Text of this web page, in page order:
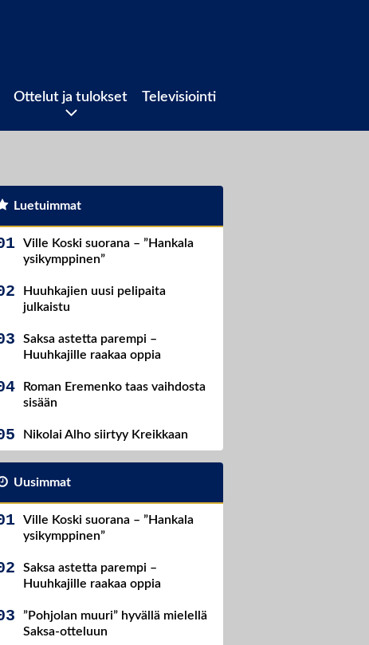
Ottelut ja tulokset Televisiointi
Luetuimmat
Ville Koski suorana – ”Hankala
ysikymppinen”
Huuhkajien uusi pelipaita
julkaistu
Saksa astetta parempi –
Huuhkajille raakaa oppia
Roman Eremenko taas vaihdosta
sisään
Nikolai Alho siirtyy Kreikkaan
Uusimmat
Ville Koski suorana – ”Hankala
ysikymppinen”
Saksa astetta parempi –
Huuhkajille raakaa oppia
”Pohjolan muuri” hyvällä mielellä
Saksa-otteluun